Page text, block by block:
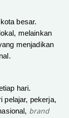
besar.
melainkan
menjadikan
hari.
pelajar, pekerja,
brand